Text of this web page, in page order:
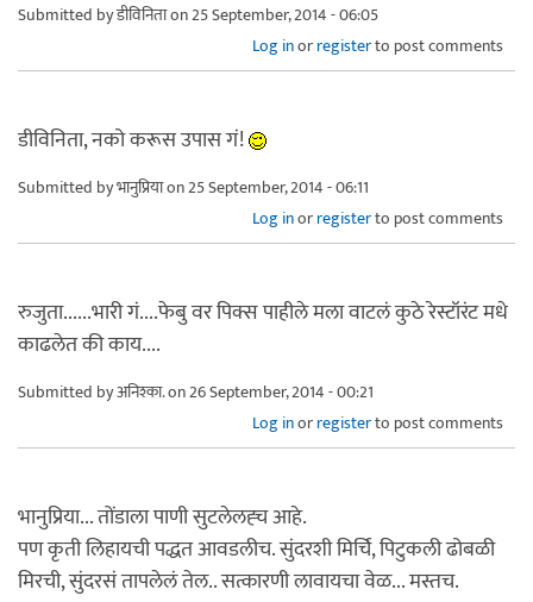
Submitted byडीविनिताon 25 September, 2014 - 06:05
Log inorregisterto post comments
डीविनिता, नको करूस उपास गं!
Submitted byभानुप्रियाon 25 September, 2014 - 06:11
Log inorregisterto post comments
रुजुता......भारी गं....फेबु वर पिक्स पाहीले मला वाटलं कुठे रेस्टॉरंट मधे
काढलेत की काय....
Submitted byअनिश्का.on 26 September, 2014 - 00:21
Log inorregisterto post comments
भानुप्रिया... तोंडाला पाणी सुटलेलह्च आहे.
पण कृती लिहायची पद्धत आवडलीच. सुंदरशी मिर्चि, पिटुकली ढोबळी
मिरची, सुंदरसं तापलेलं तेल.. सत्कारणी लावायचा वेळ... मस्तच.